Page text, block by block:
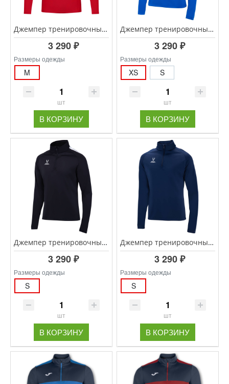
Джемпер тренировочный JOGEL CAMP 2 Training Top, красный
3 290 ₽
Размеры одежды
M
шт
В КОРЗИНУ
Джемпер тренировочный JOGEL CAMP Training Top 1/4 Zip, синий
3 290 ₽
Размеры одежды
XS S
шт
В КОРЗИНУ
Джемпер тренировочный JOGEL CAMP Training Top 1/4 Zip, черный
3 290 ₽
Размеры одежды
S
шт
В КОРЗИНУ
Джемпер тренировочный JOGEL CAMP Training Top 1/4 Zip, темно-синий
3 290 ₽
Размеры одежды
S
шт
В КОРЗИНУ